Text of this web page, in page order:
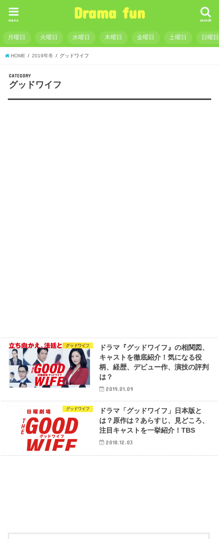
Drama fun search
menu
月曜日 火曜日 水曜日 木曜日 金曜日 土曜日 日曜日
HOME 2019年冬 グッドワイフ
CATEGORY
グッドワイフ
グッドワイフ
ドラマ『グッドワイフ』の相関図、
キャストを徹底紹介！気になる役
柄、経歴、デビュー作、演技の評判
は？
2019.01.09
グッドワイフ
ドラマ「グッドワイフ」日本版と
は？原作は？あらすじ、見どころ、
注目キャストを一挙紹介！TBS
2018.12.03